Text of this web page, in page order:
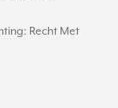
Recht Met